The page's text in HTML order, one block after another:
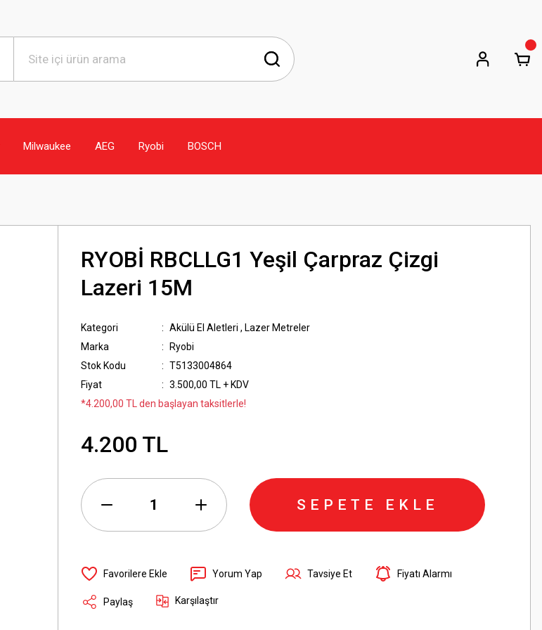
Milwaukee AEG Ryobi BOSCH
RYOBİ RBCLLG1 Yeşil Çarpraz Çizgi
Lazeri 15M
Kategori Akülü El Aletleri , Lazer Metreler
Marka
Ryobi
Stok Kodu
T5133004864
Fiyat
3.500,00 TL + KDV
*4.200,00 TL den başlayan taksitlerle!
4.200 TL
SEPETE EKLE
Yorum Yap Tavsiye Et Fiyatı Alarmı
Paylaş Karşılaştır